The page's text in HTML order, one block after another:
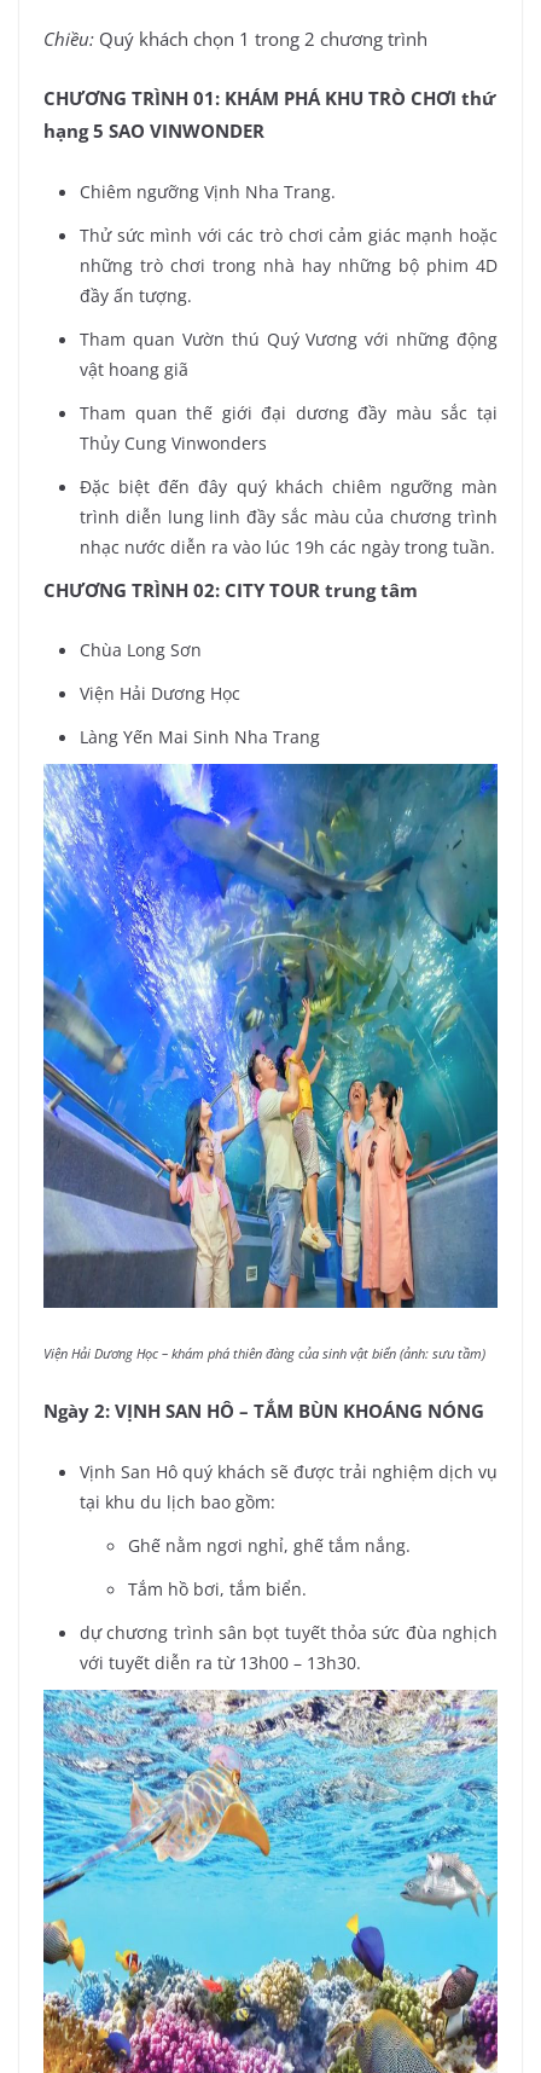
Chiều: Quý khách chọn 1 trong 2 chương trình
CHƯƠNG TRÌNH 01: KHÁM PHÁ KHU TRÒ CHƠI thứ
hạng 5 SAO VINWONDER
Chiêm ngưỡng Vịnh Nha Trang.
Thử sức mình với các trò chơi cảm giác mạnh hoặc
những trò chơi trong nhà hay những bộ phim 4D
đầy ấn tượng.
Tham quan Vườn thú Quý Vương với những động
vật hoang giã
Tham quan thế giới đại dương đầy màu sắc tại
Thủy Cung Vinwonders
Đặc biệt đến đây quý khách chiêm ngưỡng màn
trình diễn lung linh đầy sắc màu của chương trình
nhạc nước diễn ra vào lúc 19h các ngày trong tuần.
CHƯƠNG TRÌNH 02: CITY TOUR trung tâm
Chùa Long Sơn
Viện Hải Dương Học
Làng Yến Mai Sinh Nha Trang
Viện Hải Dương Học – khám phá thiên đàng của sinh vật biển (ảnh: sưu tầm)
Ngày 2: VỊNH SAN HÔ – TẮM BÙN KHOÁNG NÓNG
Vịnh San Hô quý khách sẽ được trải nghiệm dịch vụ
tại khu du lịch bao gồm:
Ghế nằm ngơi nghỉ, ghế tắm nắng.
Tắm hồ bơi, tắm biển.
dự chương trình sân bọt tuyết thỏa sức đùa nghịch
với tuyết diễn ra từ 13h00 – 13h30.